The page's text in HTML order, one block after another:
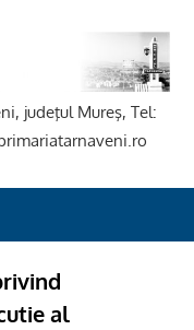
judeţul Mureş, Tel:
al